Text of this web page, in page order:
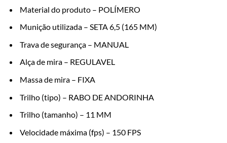
Material do produto – POLÍMERO
Munição utilizada – SETA 6,5 (165 MM)
Trava de segurança – MANUAL
Alça de mira – REGULAVEL
Massa de mira – FIXA
Trilho (tipo) – RABO DE ANDORINHA
Trilho (tamanho) – 11 MM
Velocidade máxima (fps) – 150 FPS